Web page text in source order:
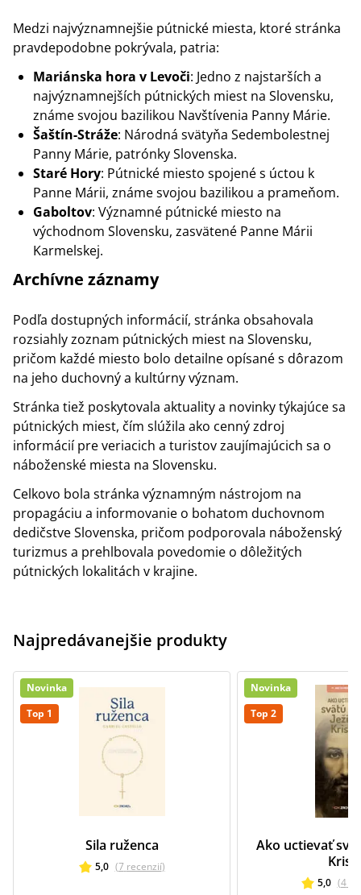
Medzi najvýznamnejšie pútnické miesta, ktoré stránka
pravdepodobne pokrývala, patria:
Mariánska hora v Levoči: Jedno z najstarších a
najvýznamnejších pútnických miest na Slovensku,
známe svojou bazilikou Navštívenia Panny Márie.
Šaštín-Stráže: Národná svätyňa Sedembolestnej
Panny Márie, patrónky Slovenska.
Staré Hory: Pútnické miesto spojené s úctou k
Panne Márii, známe svojou bazilikou a prameňom.
Gaboltov: Významné pútnické miesto na
východnom Slovensku, zasvätené Panne Márii
Karmelskej.
Archívne záznamy
Podľa dostupných informácií, stránka obsahovala
rozsiahly zoznam pútnických miest na Slovensku,
pričom každé miesto bolo detailne opísané s dôrazom
na jeho duchovný a kultúrny význam.
Stránka tiež poskytovala aktuality a novinky týkajúce sa
pútnických miest, čím slúžila ako cenný zdroj
informácií pre veriacich a turistov zaujímajúcich sa o
náboženské miesta na Slovensku.
Celkovo bola stránka významným nástrojom na
propagáciu a informovanie o bohatom duchovnom
dedičstve Slovenska, pričom podporovala náboženský
turizmus a prehlbovala povedomie o dôležitých
pútnických lokalitách v krajine.
Najpredávanejšie produkty
Novinka
Top 1
Sila ruženca
5,0 (7 recenzií)
Novinka
Top 2
Ako uctievať
5,0 (4